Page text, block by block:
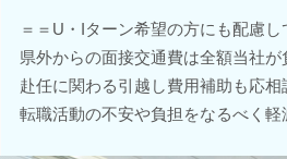
＝＝U・Iターン希望の方にも配慮し
県外からの面接交通費は全額当社が
赴任に関わる引越し費用補助も応
転職活動の不安や負担をなるべく軽